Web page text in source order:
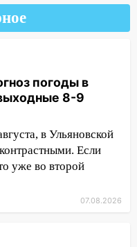
на
«Час
день
и
мужчина
непогода: град
погоды в
8-9
в Ульяновской
Если
уже во второй
07.08.2026